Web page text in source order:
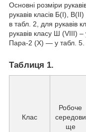
Основні розміри
рукавів класів Б(I),
в табл. 2, для рукавів
рукавів класу Ш (VIII) –
Пара-2 (X) — у табл. 5.
Таблиця 1.
Клас
Робоче
середови
ще